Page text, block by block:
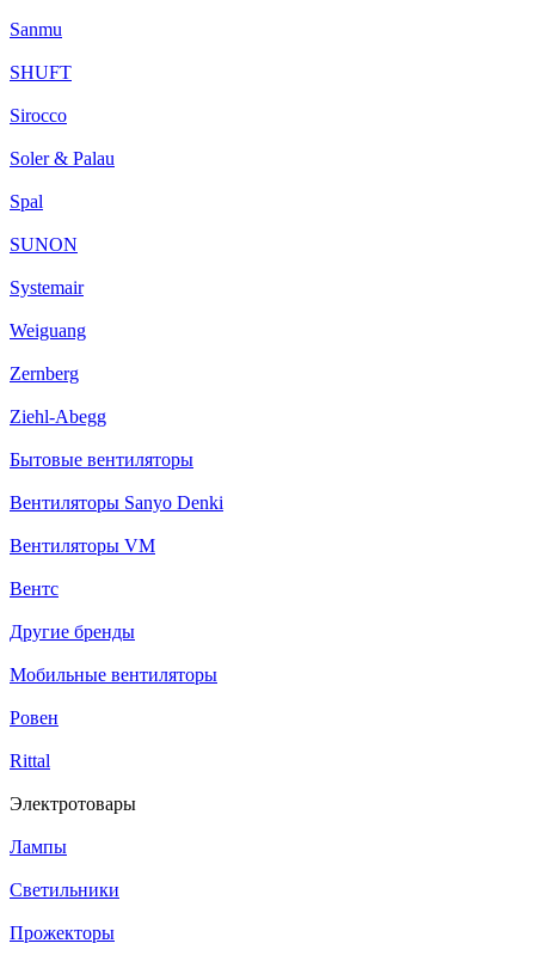
Sanmu
SHUFT
Sirocco
Soler & Palau
Spal
SUNON
Systemair
Weiguang
Zernberg
Ziehl-Abegg
Бытовые вентиляторы
Вентиляторы Sanyo Denki
Вентиляторы VM
Вентс
Другие бренды
Мобильные вентиляторы
Ровен
Rittal
Электротовары
Лампы
Светильники
Прожекторы